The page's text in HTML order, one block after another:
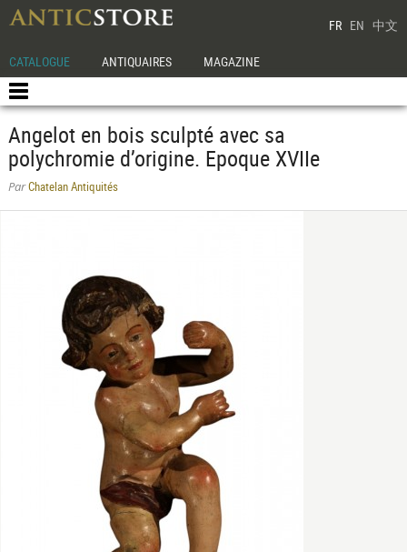
FR EN 中文
CATALOGUE ANTIQUAIRES MAGAZINE
Angelot en bois sculpté avec sa
polychromie d’origine. Epoque XVIIe
ParChatelan Antiquités